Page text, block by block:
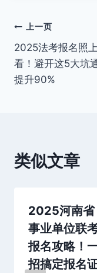
文
章
导
上一页
2025法考报名照
看！避开这5大坑
提升90%
类似文章
2025河南省
事业单位联
报名攻略！
招搞定报名